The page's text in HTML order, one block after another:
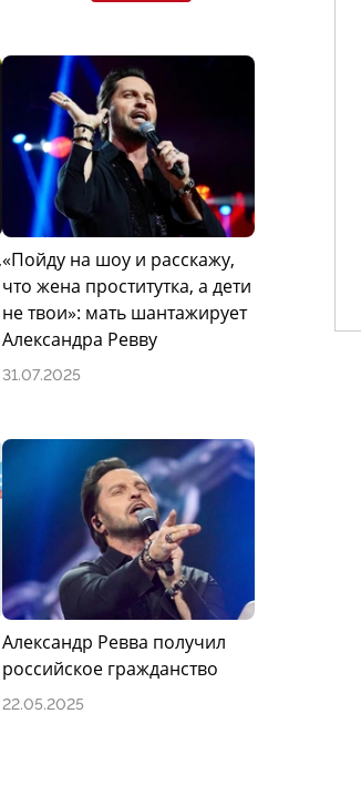
«Пойду на шоу и расскажу,
что жена проститутка, а дети
не твои»: мать шантажирует
Александра Ревву
31.07.2025
Александр Ревва получил
российское гражданство
22.05.2025